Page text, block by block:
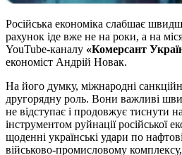
Російська економіка слабшає
рахунок іде вже не на роки, а на
YouTube-каналу «Комерсант
економіст Андрій Новак.
На його думку, міжнародні
другорядну роль. Вони важливі
не відступає і продовжує тиснути
інструментом руйнації російської
щоденні українські удари по
військово-промисловому